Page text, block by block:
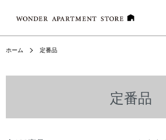
ホーム 定番品
定番品